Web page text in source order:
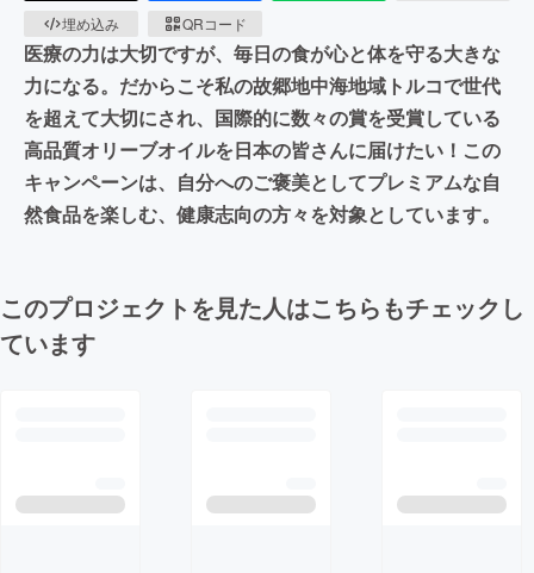
埋め込み
QRコード
医療の力は大切ですが、毎日の食が心と体を守る大きな
力になる。だからこそ私の故郷地中海地域トルコで世代
を超えて大切にされ、国際的に数々の賞を受賞している
高品質オリーブオイルを日本の皆さんに届けたい！この
キャンペーンは、自分へのご褒美としてプレミアムな自
然食品を楽しむ、健康志向の方々を対象としています。
このプロジェクトを見た人はこちらもチェックし
ています